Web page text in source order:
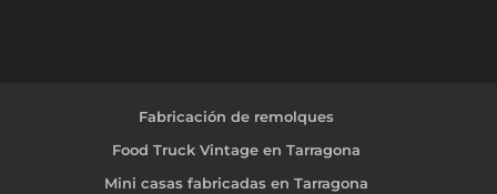
Fabricación de remolques
Food Truck Vintage en Tarragona
Mini casas fabricadas en Tarragona